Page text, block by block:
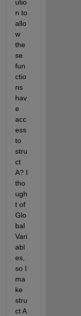
utio
n to
allo
w
the
se
fun
ctio
ns
hav
e
acc
ess
to
stru
ct
A? I
tho
ugh
t of
Glo
bal
Vari
abl
es,
so I
ma
ke
stru
ct A